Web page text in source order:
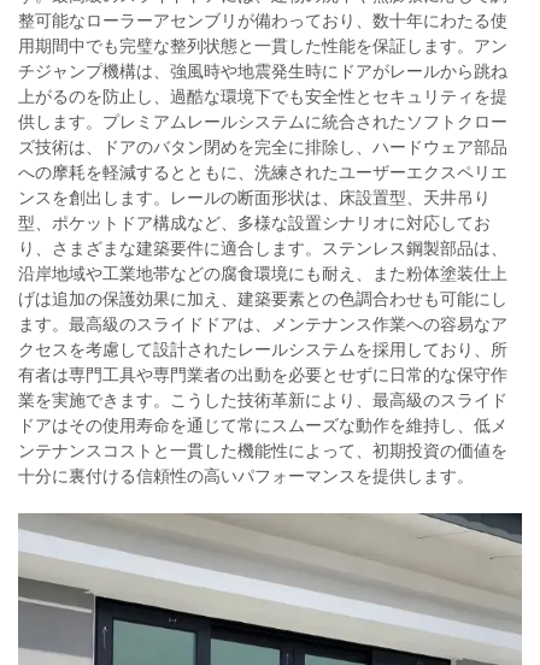
整可能なローラーアセンブリが備わっており、数十年にわたる使
用期間中でも完璧な整列状態と一貫した性能を保証します。アン
チジャンプ機構は、強風時や地震発生時にドアがレールから跳ね
上がるのを防止し、過酷な環境下でも安全性とセキュリティを提
供します。プレミアムレールシステムに統合されたソフトクロー
ズ技術は、ドアのバタン閉めを完全に排除し、ハードウェア部品
への摩耗を軽減するとともに、洗練されたユーザーエクスペリエ
ンスを創出します。レールの断面形状は、床設置型、天井吊り
型、ポケットドア構成など、多様な設置シナリオに対応してお
り、さまざまな建築要件に適合します。ステンレス鋼製部品は、
沿岸地域や工業地帯などの腐食環境にも耐え、また粉体塗装仕上
げは追加の保護効果に加え、建築要素との色調合わせも可能にし
ます。最高級のスライドドアは、メンテナンス作業への容易なア
クセスを考慮して設計されたレールシステムを採用しており、所
有者は専門工具や専門業者の出動を必要とせずに日常的な保守作
業を実施できます。こうした技術革新により、最高級のスライド
ドアはその使用寿命を通じて常にスムーズな動作を維持し、低メ
ンテナンスコストと一貫した機能性によって、初期投資の価値を
十分に裏付ける信頼性の高いパフォーマンスを提供します。